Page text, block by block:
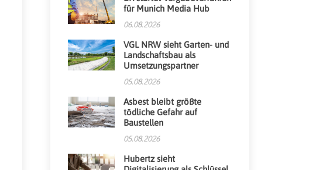
für Munich Media Hub
06.08.2026
VGL NRW sieht Garten- und
Landschaftsbau als
Umsetzungspartner
05.08.2026
Asbest bleibt größte
tödliche Gefahr auf
Baustellen
05.08.2026
Hubertz sieht